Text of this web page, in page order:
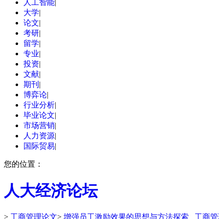
人工智能
大学|
论文|
考研|
留学|
专业|
投资|
文献|
期刊 |
博弈论|
行业分析|
毕业论文|
市场营销|
人力资源|
国际贸易|
您的位置：
人大经济论坛
> 工商管理论文> 增强员工激励效果的思想与方法探索 _工商